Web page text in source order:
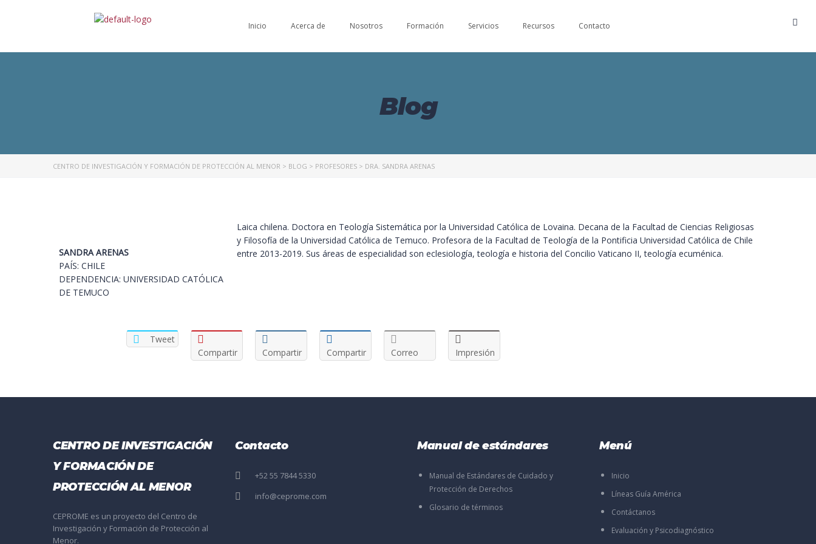
Inicio Acerca de Nosotros Formación Servicios Recursos Contacto
Blog
CENTRO DE INVESTIGACIÓN Y FORMACIÓN DE PROTECCIÓN AL MENOR > BLOG > PROFESORES > DRA. SANDRA ARENAS
SANDRA ARENAS
PAÍS: CHILE
DEPENDENCIA: UNIVERSIDAD CATÓLICA
DE TEMUCO
Laica chilena. Doctora en Teología Sistemática por la Universidad Católica de Lovaina. Decana de la Facultad de Ciencias Religiosas
y Filosofía de la Universidad Católica de Temuco. Profesora de la Facultad de Teología de la Pontificia Universidad Católica de Chile
entre 2013-2019. Sus áreas de especialidad son eclesiología, teología e historia del Concilio Vaticano II, teología ecuménica.
Tweet
Compartir
Compartir Compartir Correo Impresión
CENTRO DE INVESTIGACIÓN
Y FORMACIÓN DE
PROTECCIÓN AL MENOR
CEPROME es un proyecto del Centro de
Investigación y Formación de Protección al
Menor.
Contacto
+52 55 7844 5330
info@ceprome.com
Manual de estándares
Manual de Estándares de Cuidado y
Protección de Derechos
Glosario de términos
Menú
Inicio
Líneas Guía América
Contáctanos
Evaluación y Psicodiagnóstico